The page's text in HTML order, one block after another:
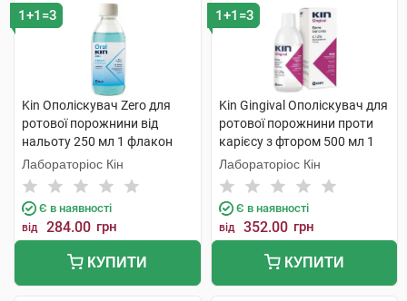
1+1=3
Kin Ополіскувач Zero для
ротової порожнини від
нальоту 250 мл 1 флакон
Лабораторіос Кін
Є в наявності
від 284.00 грн
КУПИТИ
1+1=3
Kin Gingival Ополіскувач для
ротової порожнини проти
карієсу з фтором 500 мл 1
флакон
Лабораторіос Кін
Є в наявності
від 352.00 грн
КУПИТИ